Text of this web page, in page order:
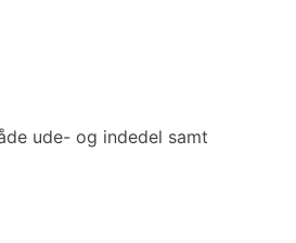
ude- og indedel samt